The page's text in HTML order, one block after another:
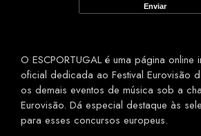
O ESCPORTUGAL é uma página online
oficial dedicada ao Festival Eurovisão
os demais eventos de música sob a
Eurovisão. Dá especial destaque às
para esses concursos europeus.